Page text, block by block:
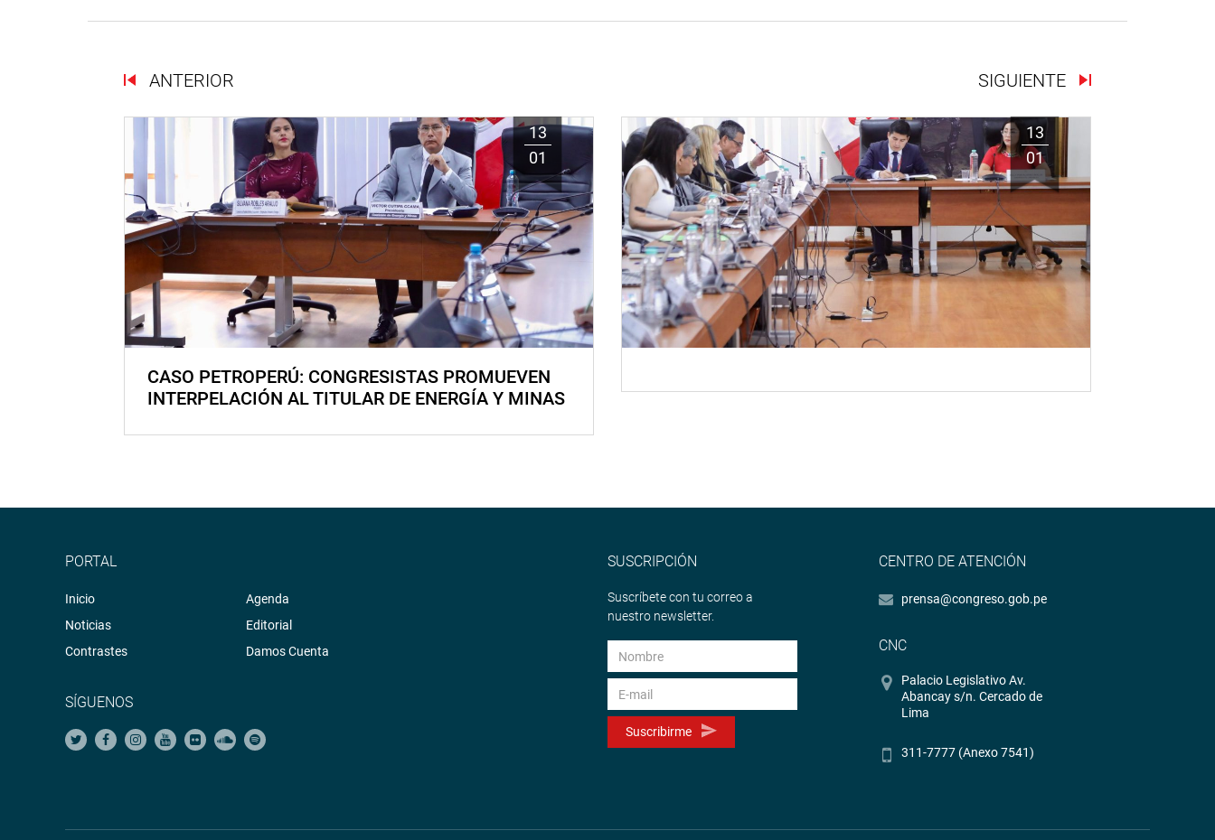
ANTERIOR SIGUIENTE
13
01
CASO PETROPERÚ: CONGRESISTAS PROMUEVEN
INTERPELACIÓN AL TITULAR DE ENERGÍA Y MINAS
13
01
PORTAL
Inicio
Noticias
Contrastes
Agenda
Editorial
Damos Cuenta
SÍGUENOS
SUSCRIPCIÓN
Suscríbete con tu correo a
nuestro newsletter.
Suscribirme
CENTRO DE ATENCIÓN
prensa@congreso.gob.pe
CNC
Palacio Legislativo Av.
Abancay s/n. Cercado de
Lima
311-7777 (Anexo 7541)